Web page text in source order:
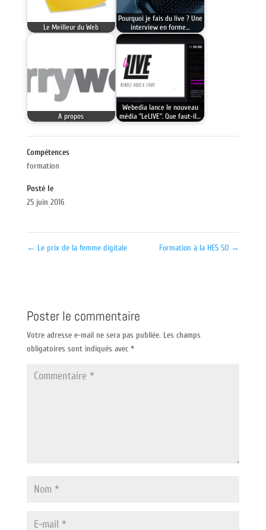
Le Meilleur du Web
Pourquoi je fais du live ? Une
interview en forme…
A propos
Webedia lance le nouveau
média "LeLIVE". Que faut-il…
Compétences
formation
Posté le
25 juin 2016
← Le prix de la femme digitale Formation à la HES SO →
Poster le commentaire
Votre adresse e-mail ne sera pas publiée. Les champs
obligatoires sont indiqués avec *